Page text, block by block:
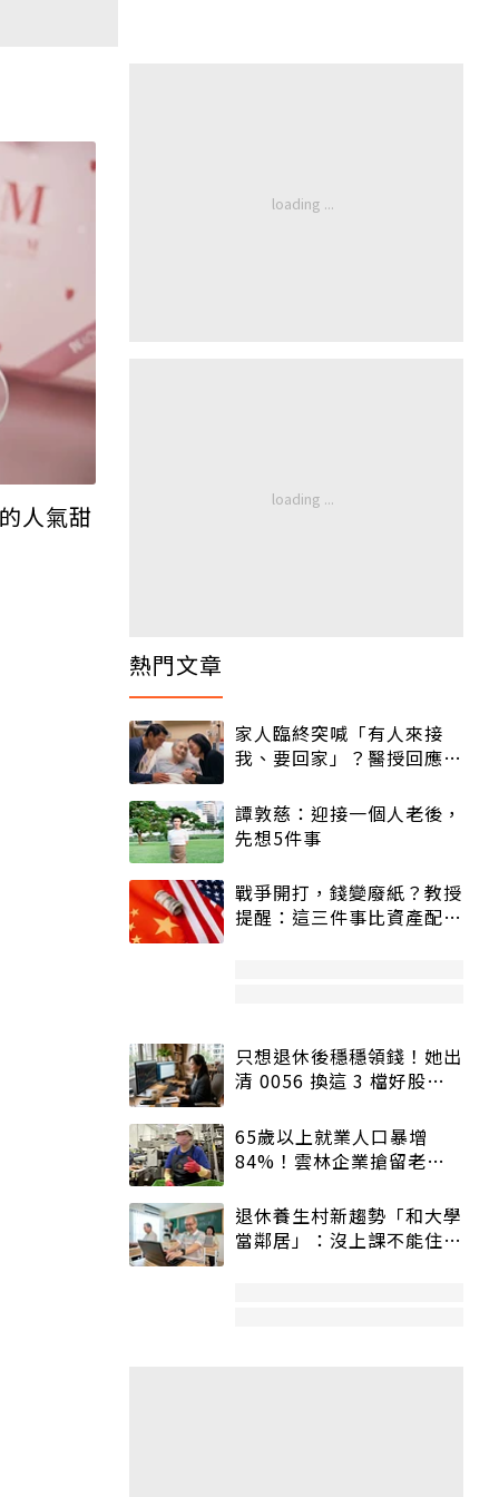
人氣甜
熱門文章
家人臨終突喊「有人來接
我、要回家」？醫授回應方
譚敦慈：迎接一個人老後，
先想5件事
戰爭開打，錢變廢紙？教授
提醒：這三件事比資產配置
只想退休後穩穩領錢！她出
清 0056 換這 3 檔好股：
65歲以上就業人口暴增
84%！雲林企業搶留老員
退休養生村新趨勢「和大學
當鄰居」：沒上課不能住、